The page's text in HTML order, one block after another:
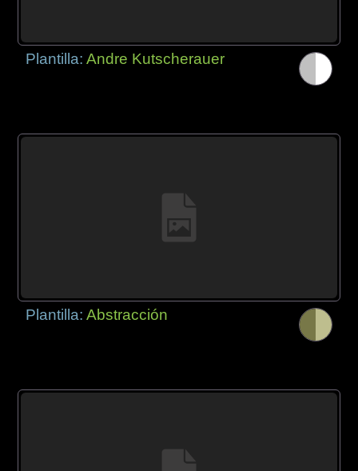
Plantilla:Andre Kutscherauer
Plantilla:Abstracción